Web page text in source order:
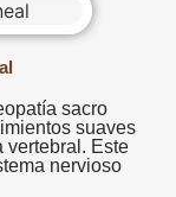
sacro
suaves
vertebral. Este
nervioso